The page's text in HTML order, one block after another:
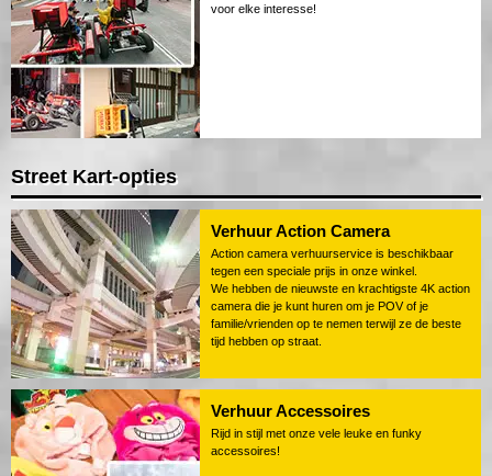
voor elke interesse!
Street Kart-opties
Verhuur Action Camera
Action camera verhuurservice is beschikbaar
tegen een speciale prijs in onze winkel.
We hebben de nieuwste en krachtigste 4K action
camera die je kunt huren om je POV of je
familie/vrienden op te nemen terwijl ze de beste
tijd hebben op straat.
Verhuur Accessoires
Rijd in stijl met onze vele leuke en funky
accessoires!